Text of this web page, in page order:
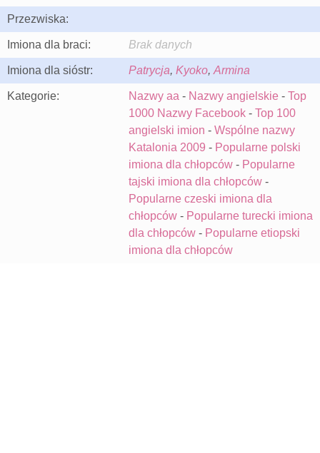
Przezwiska:
Imiona dla braci: Brak danych
Imiona dla sióstr: Patrycja, Kyoko, Armina
Kategorie: Nazwy aa - Nazwy angielskie - Top
1000 Nazwy Facebook - Top 100
angielski imion - Wspólne nazwy
Katalonia 2009 - Popularne polski
imiona dla chłopców - Popularne
tajski imiona dla chłopców -
Popularne czeski imiona dla
chłopców - Popularne turecki imiona
dla chłopców - Popularne etiopski
imiona dla chłopców